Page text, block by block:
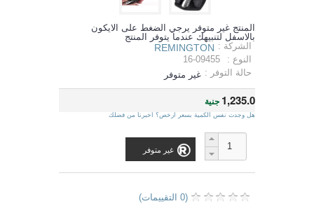
المنتج غير متوفر يرجي الضغط على الايكون
بالاسفل لتنبيهك عندما يتوفر المنتج
الشركة : REMINGTON
النوع :
16-09455
حالة التوفر : غير متوفر
1,235.0 جنية
هل وجدت نفس الكمية بسعر ارخص؟ اخبرنا من فضلك
غير متوفر
(0 التقييمات)